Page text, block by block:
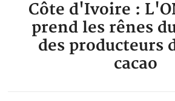
Côte d'Ivoire :
prend les rênes
des producteurs
cacao